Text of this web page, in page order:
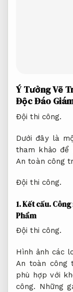
Ý Tưởng Vẽ
Độc Đáo
Đội thi công.
Dưới đây là
tham khảo để
An toàn công
Đội thi công.
1.Kết cấu.
Phẩm
Đội thi công.
Hình ảnh các
An toàn công
phù hợp với
công. Những